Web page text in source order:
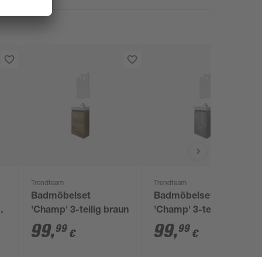
Trendteam
Badmöbelset
'Champ' 3-teilig braun
99,99 €
Trendteam
Badmöbelset
'Champ' 3-teilig grau
99,99 €